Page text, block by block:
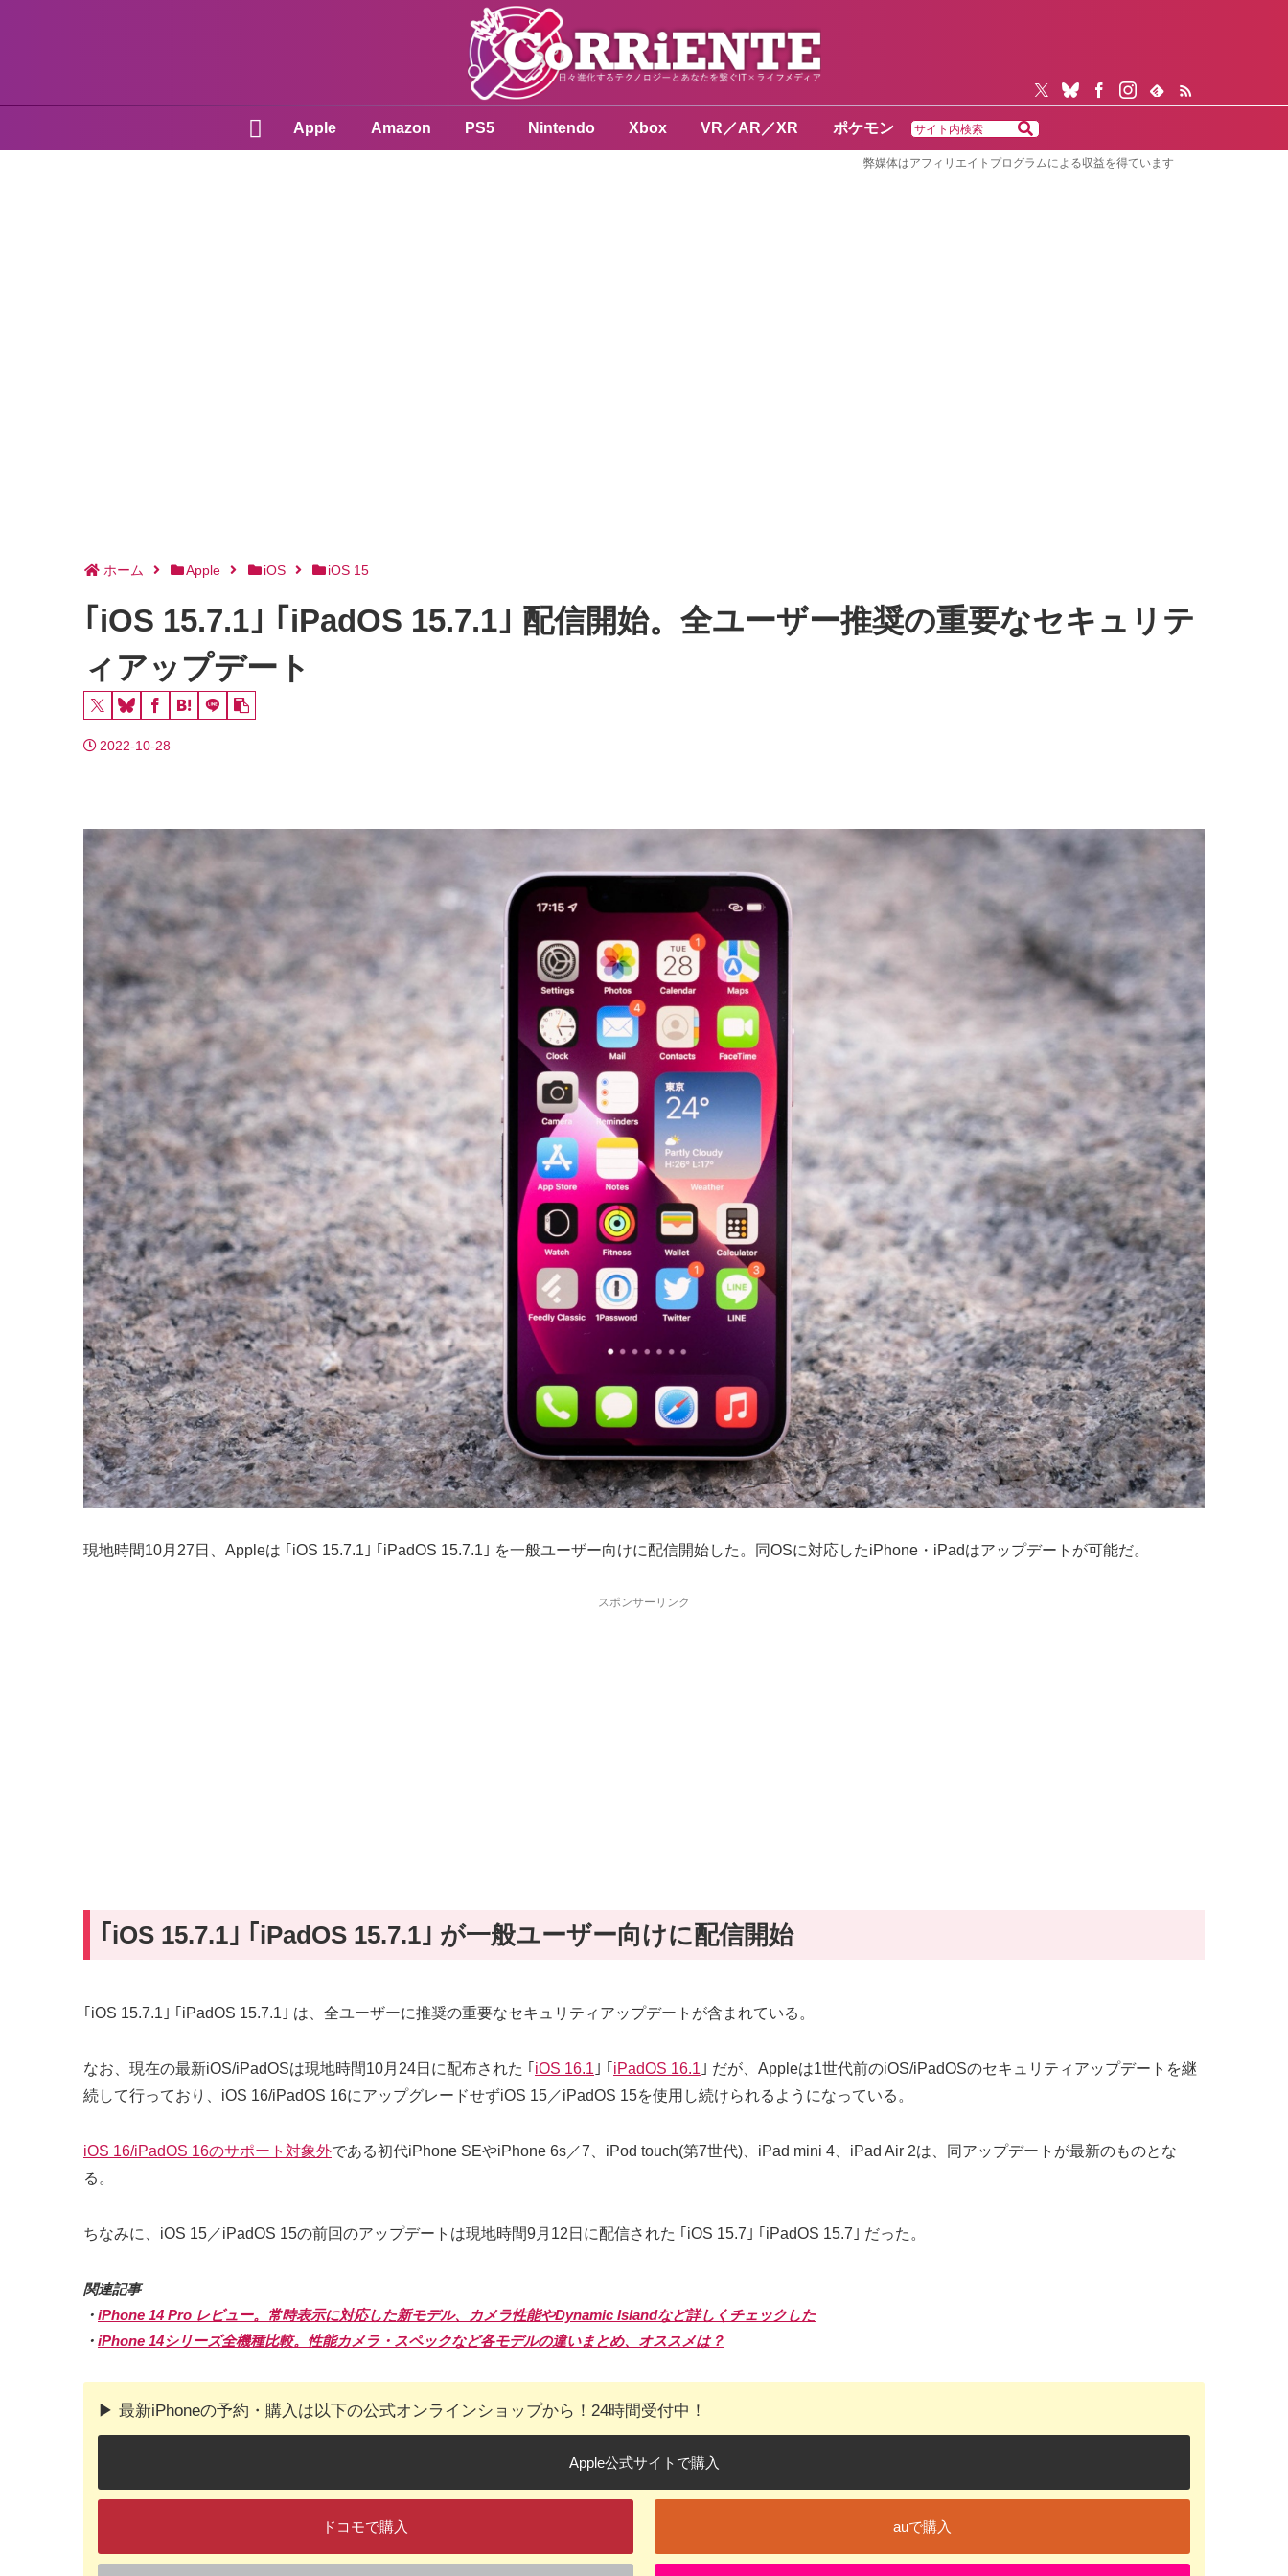
Apple Amazon PS5 Nintendo Xbox VR／AR／XR ポケモン
弊媒体はアフィリエイトプログラムによる収益を得ています
ホーム Apple iOS iOS 15
｢iOS 15.7.1｣ ｢iPadOS 15.7.1｣ 配信開始。全ユーザー推奨の重要なセキュリテ
ィアップデート
2022-10-28
現地時間10月27日、Appleは ｢iOS 15.7.1｣ ｢iPadOS 15.7.1｣ を一般ユーザー向けに配信開始した。同OSに対応したiPhone・iPadはアップデートが可能だ。
スポンサーリンク
｢iOS 15.7.1｣ ｢iPadOS 15.7.1｣ が一般ユーザー向けに配信開始
｢iOS 15.7.1｣ ｢iPadOS 15.7.1｣ は、全ユーザーに推奨の重要なセキュリティアップデートが含まれている。
なお、現在の最新iOS/iPadOSは現地時間10月24日に配布された ｢ iOS 16.1 ｣ ｢ iPadOS 16.1 ｣ だが、Appleは1世代前のiOS/iPadOSのセキュリティアップデートを継
続して行っており、iOS 16/iPadOS 16にアップグレードせずiOS 15／iPadOS 15を使用し続けられるようになっている。
iOS 16/iPadOS 16のサポート対象外である初代iPhone SEやiPhone 6s／7、iPod touch(第7世代)、iPad mini 4、iPad Air 2は、同アップデートが最新のものとな
る。
ちなみに、iOS 15／iPadOS 15の前回のアップデートは現地時間9月12日に配信された ｢iOS 15.7｣ ｢iPadOS 15.7｣ だった。
関連記事
・ iPhone 14 Pro レビュー。常時表示に対応した新モデル、カメラ性能やDynamic Islandなど詳しくチェックした
・ iPhone 14シリーズ全機種比較。性能カメラ・スペックなど各モデルの違いまとめ、オススメは？
▶︎ 最新iPhoneの予約・購入は以下の公式オンラインショップから！24時間受付中！
Apple公式サイトで購入
ドコモで購入 auで購入